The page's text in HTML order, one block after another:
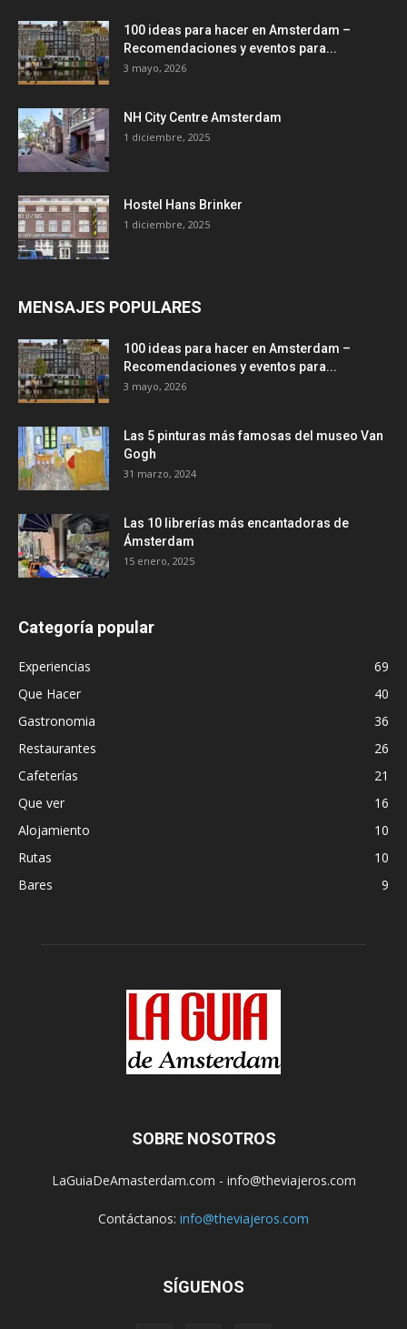
100 ideas para hacer en Amsterdam –
Recomendaciones y eventos para...
3 mayo, 2026
NH City Centre Amsterdam
1 diciembre, 2025
Hostel Hans Brinker
1 diciembre, 2025
MENSAJES POPULARES
100 ideas para hacer en Amsterdam –
Recomendaciones y eventos para...
3 mayo, 2026
Las 5 pinturas más famosas del museo Van
Gogh
31 marzo, 2024
Las 10 librerías más encantadoras de
Ámsterdam
15 enero, 2025
Categoría popular
Experiencias
69
Que Hacer
40
Gastronomia
36
Restaurantes
26
Cafeterías
21
Que ver
16
Alojamiento
10
Rutas
10
Bares
9
SOBRE NOSOTROS
LaGuiaDeAmasterdam.com - info@theviajeros.com
Contáctanos: info@theviajeros.com
SÍGUENOS